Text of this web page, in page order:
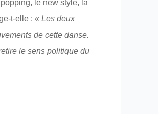
le new style, la
t-elle : « Les deux
de cette danse.
le sens politique du